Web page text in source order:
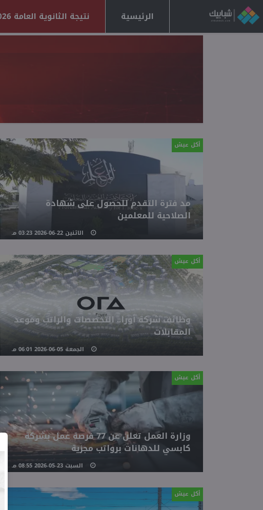
الرئيسية نتيجة الثانوية العامة 2026
أكل عيش
مد فترة التقدم للحصول على شهادة
الصلاحية للمعلمين
الاثنين 22-06-2026 03:23 مـ
أكل عيش
وظائف شركة أورا.. التخصصات والراتب وموعد
المقابلات
الجمعة 05-06-2026 06:01 مـ
أكل عيش
وزارة العمل تعلن عن 77 فرصة عمل بشركة
كابسي للدهانات برواتب مجزية
السبت 23-05-2026 08:55 مـ
أكل عيش